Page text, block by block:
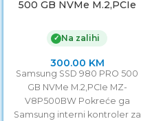
500 GB NVMe M.2,PCIe
✓ Na zalihi
300.00 KM
Samsung SSD 980 PRO 500
GB NVMe M.2,PCIe MZ-
V8P500BW Pokreće ga
Samsung interni kontroler za